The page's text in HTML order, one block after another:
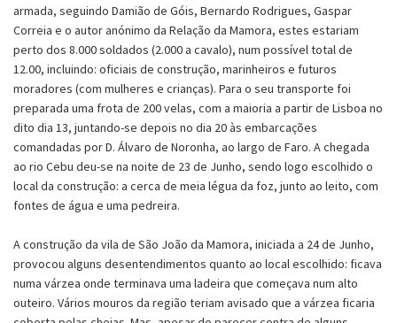
armada, seguindo Damião de Góis, Bernardo Rodrigues, Gaspar
Correia e o autor anónimo da Relação da Mamora, estes estariam
perto dos 8.000 soldados (2.000 a cavalo), num possível total de
12.00, incluindo: oficiais de construção, marinheiros e futuros
moradores (com mulheres e crianças). Para o seu transporte foi
preparada uma frota de 200 velas, com a maioria a partir de Lisboa no
dito dia 13, juntando-se depois no dia 20 às embarcações
comandadas por D. Álvaro de Noronha, ao largo de Faro. A chegada
ao rio Cebu deu-se na noite de 23 de Junho, sendo logo escolhido o
local da construção: a cerca de meia légua da foz, junto ao leito, com
fontes de água e uma pedreira.
A construção da vila de São João da Mamora, iniciada a 24 de Junho,
provocou alguns desentendimentos quanto ao local escolhido: ficava
numa várzea onde terminava uma ladeira que começava num alto
outeiro. Vários mouros da região teriam avisado que a várzea ficaria